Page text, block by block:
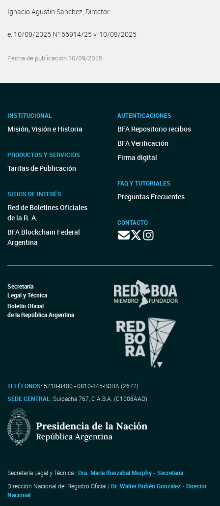
Ignacio Agustin Sanchez, Director.
e. 10/09/2025 N° 65914/25 v. 10/09/2025
Fecha de publicación 10/09/2025
INSTITUCIONAL
Misión, Visión e Historia
PRODUCTOS Y SERVICIOS
Tarifas de Publicación
SITIOS DE INTERÉS
Red de Boletines Oficiales
de la R. A.
BFA Blockchain Federal
Argentina
AUTENTICACIONES
BFA Repositorio recibos
BFA Verificación
Firma digital
FAQ Y TUTORIALES
Preguntas Frecuentes
CONTACTO
Secretaría
Legal y Técnica
Boletín Oficial
de la República Argentina
TELÉFONOS: 5218-8400 - 0810-345-BORA (2672)
SEDE CENTRAL:Suipacha 767, C.A.B.A. (C1008AAO)
Secretaría Legal y Técnica | Dra. María Ibarzabal Murphy - Secretaria
Dirección Nacional del Registro Oficial | Dr. Walter Rubén Gonzalez - Director
Nacional